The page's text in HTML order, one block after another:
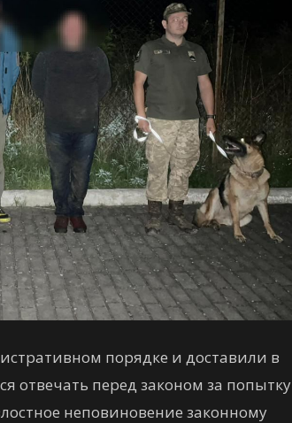
порядке и доставили в
отвечать перед законом за попытку
неповиновение законному